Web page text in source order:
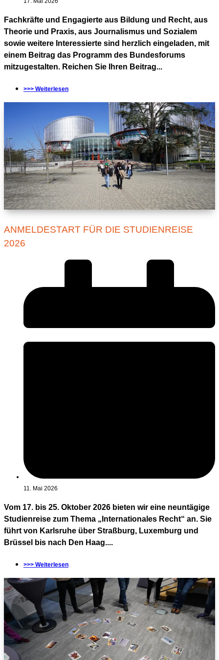
Fachkräfte und Engagierte aus Bildung und Recht, aus
Theorie und Praxis, aus Journalismus und Sozialem
sowie weitere Interessierte sind herzlich eingeladen, mit
einem Beitrag das Programm des Bundesforums
mitzugestalten. Reichen Sie Ihren Beitrag...
>>> Weiterlesen
ANMELDESTART FÜR DIE STUDIENREISE
2026
11. Mai 2026
Vom 17. bis 25. Oktober 2026 bieten wir eine neuntägige
Studienreise zum Thema „Internationales Recht“ an. Sie
führt von Karlsruhe über Straßburg, Luxemburg und
Brüssel bis nach Den Haag....
>>> Weiterlesen